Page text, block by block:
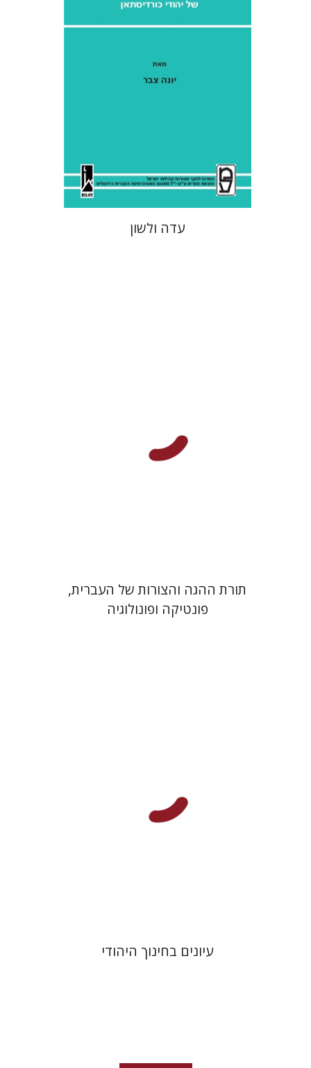
עדה ולשון
תורת ההגה והצורות של העברית,
פונטיקה ופונולוגיה
עיונים בחינוך היהודי